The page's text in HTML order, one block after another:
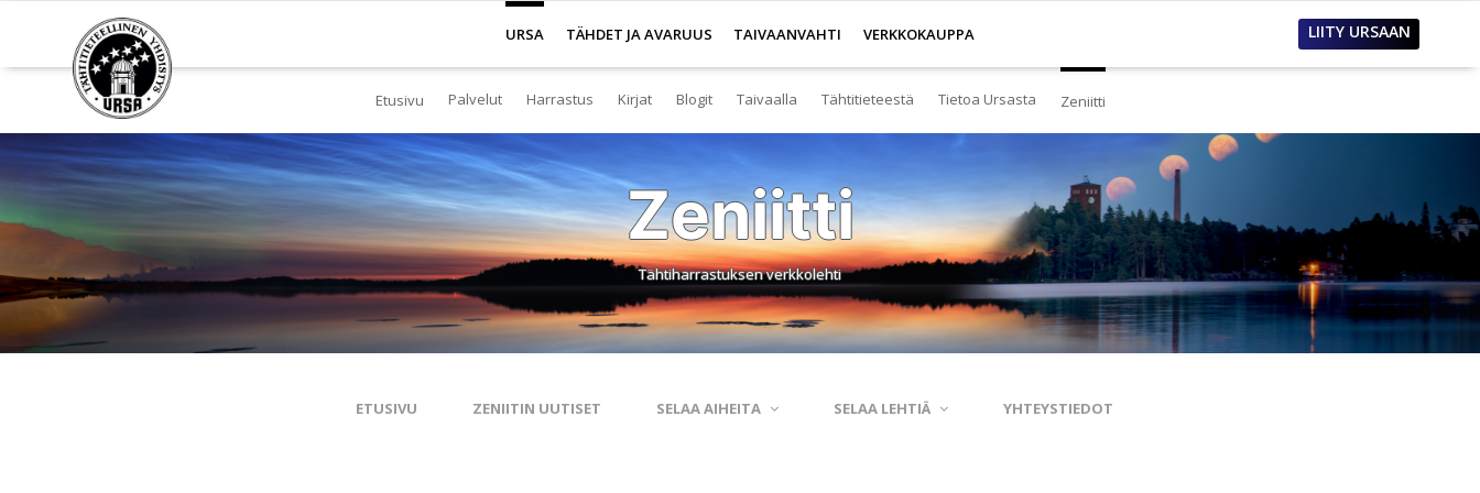
URSA TÄHDET JA AVARUUS TAIVAANVAHTI VERKKOKAUPPA LIITY URSAAN
Etusivu
Jäsenyys
Yleistä Ursan palveluista
Toimisto
Kirjasto
Planetaario
Palvelut
Yleistä harrastuksesta
Nuorisotoiminta
Tähtitornit
Harrastusryhmät
Harrastusjulkaisut
Harrastus
Kaukoputkikauppa
Kirjat
Tuoreimmat
Kosmokseen kirjoitettua
Terveisiä kiertoradalta
Kraatterin reunalta
Eksoplaneetta hukassa
Blogit
Tähtitaivas
Tähtikartta
Tähtikartta classic
Havaintopaikat
Taivaan havaitseminen
Taivaalla
Usein kysyttyä
Aurinkokuntamalli
Aurinkokelloveistos
Tietokantoja ja sanastoja
Tähtitieteestä
Yleistä Ursasta
Hallinto
Talous
Avoimet työpaikat
Esitteet ja raportit
Tietoa Ursasta Zeniitti
Zeniitti
Tähtiharrastuksen verkkolehti
ETUSIVU ZENIITIN UUTISET SELAA AIHEITA SELAA LEHTIÄ YHTEYSTIEDOT